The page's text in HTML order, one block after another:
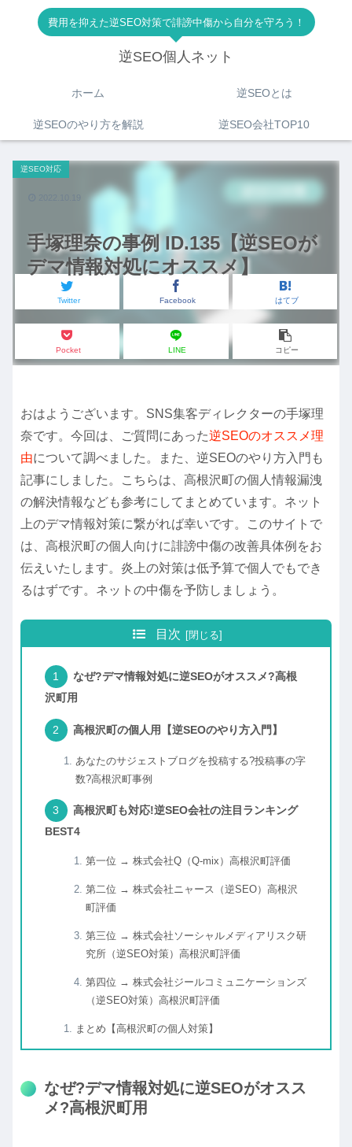
費用を抑えた逆SEO対策で誹謗中傷から自分を守ろう！
逆SEO個人ネット
ホーム 逆SEOとは
逆SEOのやり方を解説 逆SEO会社TOP10
手塚理奈の事例 ID.135【逆SEOが
デマ情報対処にオススメ】
逆SEO対応
Twitter Facebook はてブ
Pocket LINE コピー
おはようございます。SNS集客ディレクターの手塚理
奈です。今回は、ご質問にあった逆SEOのオススメ理
由について調べました。また、逆SEOのやり方入門も
記事にしました。こちらは、高根沢町の個人情報漏洩
の解決情報なども参考にしてまとめています。ネット
上のデマ情報対策に繋がれば幸いです。このサイトで
は、高根沢町の個人向けに誹謗中傷の改善具体例をお
伝えいたします。炎上の対策は低予算で個人でもでき
るはずです。ネットの中傷を予防しましょう。
目次
なぜ?デマ情報対処に逆SEOがオススメ?高根
沢町用
高根沢町の個人用【逆SEOのやり方入門】
あなたのサジェストブログを投稿する?投稿事の字
数?高根沢町事例
高根沢町も対応!逆SEO会社の注目ランキング
BEST4
第一位 → 株式会社Q（Q-mix）高根沢町評価
第二位 → 株式会社ニャース（逆SEO）高根沢
町評価
第三位 → 株式会社ソーシャルメディアリスク研
究所（逆SEO対策）高根沢町評価
第四位 → 株式会社ジールコミュニケーションズ
（逆SEO対策）高根沢町評価
まとめ【高根沢町の個人対策】
なぜ?デマ情報対処に逆SEOがオスス
メ?高根沢町用